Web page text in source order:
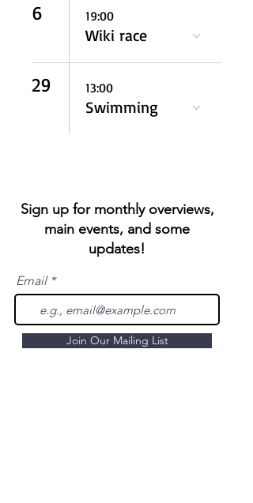
6 19:00
Wiki race
29 13:00
Swimming
Sign up for monthly overviews,
main events, and some
updates!
Email
Join Our Mailing List